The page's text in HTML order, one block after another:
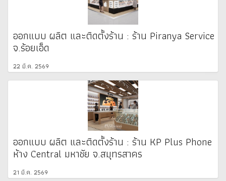
ออกแบบ ผลิต และติดตั้งร้าน : ร้าน Piranya Service
จ.ร้อยเอ็ด
22 มี.ค. 2569
ออกแบบ ผลิต และติดตั้งร้าน : ร้าน KP Plus Phone
ห้าง Central มหาชัย จ.สมุทรสาคร
21 มี.ค. 2569